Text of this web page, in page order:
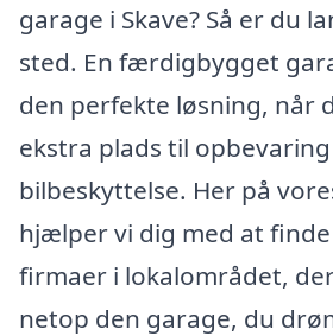
garage i Skave? Så er du
sted. En færdigbygget
den perfekte løsning, når
ekstra plads til
bilbeskyttelse. Her på
hjælper vi dig med at
firmaer i lokalområdet,
netop den garage, du